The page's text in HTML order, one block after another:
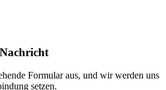
Formular aus, und wir werden uns
setzen.